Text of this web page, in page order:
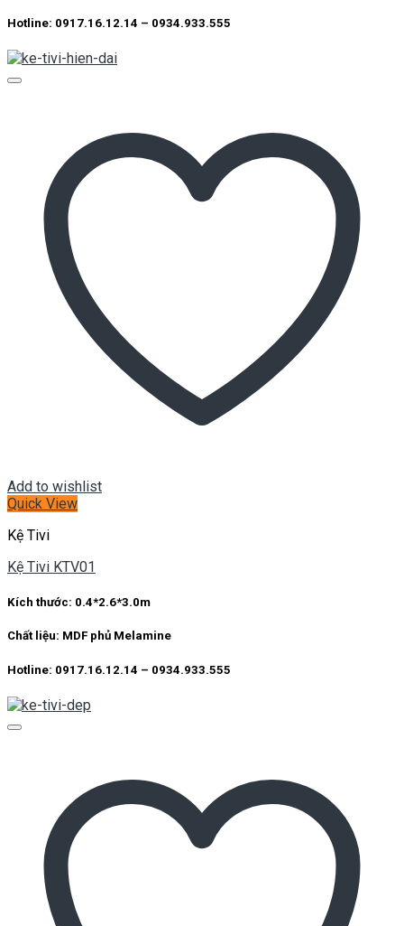
Hotline: 0917.16.12.14 – 0934.933.555
Add to wishlist
Quick View
Kệ Tivi
Kệ Tivi KTV01
Kích thước: 0.4*2.6*3.0m
Chất liệu: MDF phủ Melamine
Hotline: 0917.16.12.14 – 0934.933.555